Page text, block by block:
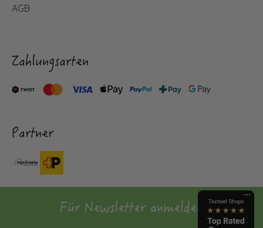
AGB
Zahlungsarten
Partner
Für Newsletter anmelden